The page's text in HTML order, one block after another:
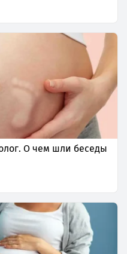
О чем шли беседы